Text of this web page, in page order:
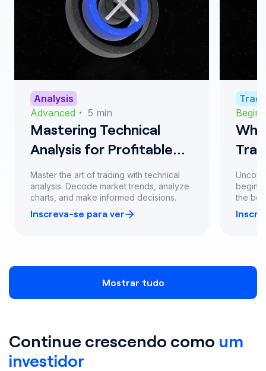
Analysis
Advanced ・ 5 min
Mastering Technical
Analysis for Profitable
Trading
Master the art of trading with technical
analysis. Decode market trends, analyze
charts, and make informed decisions.
Inscreva-se para ver
the
Mostrar tudo
Continue crescendo como um
investidor